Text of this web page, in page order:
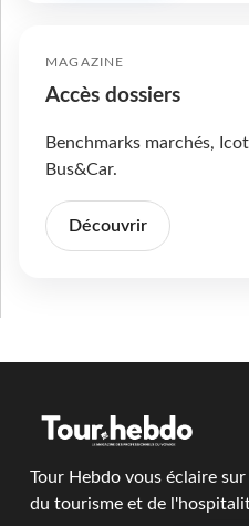
MAGAZINE
Accès dossiers
Benchmarks marchés,
Bus&Car.
Découvrir
Tour Hebdo vous éclaire
du tourisme et de